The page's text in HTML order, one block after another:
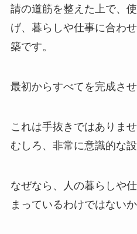
請の道筋を整えた上で、
げ、暮らしや仕事に合わ
築です。
最初からすべてを完成させ
これは手抜きではありませ
むしろ、非常に意識的な設
なぜなら、人の暮らしや
まっているわけではないか